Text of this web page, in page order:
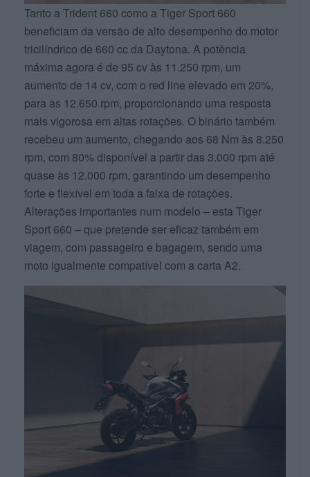
Tanto a Trident 660 como a Tiger Sport 660
beneficiam da versão de alto desempenho do motor
tricilíndrico de 660 cc da Daytona. A potência
máxima agora é de 95 cv às 11.250 rpm, um
aumento de 14 cv, com o red line elevado em 20%,
para as 12.650 rpm, proporcionando uma resposta
mais vigorosa em altas rotações. O binário também
recebeu um aumento, chegando aos 68 Nm às 8.250
rpm, com 80% disponível a partir das 3.000 rpm até
quase às 12.000 rpm, garantindo um desempenho
forte e flexível em toda a faixa de rotações.
Alterações importantes num modelo – esta Tiger
Sport 660 – que pretende ser eficaz também em
viagem, com passageiro e bagagem, sendo uma
moto igualmente compatível com a carta A2.